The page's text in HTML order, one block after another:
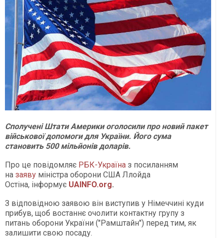
Сполучені Штати Америки оголосили про новий пакет
військової допомоги для України. Його сума
становить 500 мільйонів доларів.
Про це повідомляє РБК-Україна з посиланням
на заяву міністра оборони США Ллойда
Остіна, інформує UAINFO.org.
З відповідною заявою він виступив у Німеччині куди
прибув, щоб востаннє очолити контактну групу з
питань оборони України ("Рамштайн") перед тим, як
залишити свою посаду.